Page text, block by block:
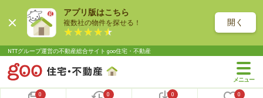
アプリ版はこちら
複数社の物件を探せる！ 開く
NTTグループ運営の不動産総合サイト goo住宅・不動産
0 0 0 0